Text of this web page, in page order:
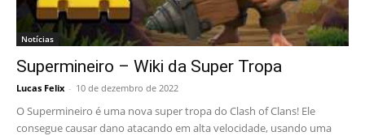
Notícias
Supermineiro – Wiki da Super Tropa
Lucas Felix - 10 de dezembro de 2022
O Supermineiro é uma nova super tropa do Clash of Clans! Ele
consegue causar dano atacando em alta velocidade, usando uma